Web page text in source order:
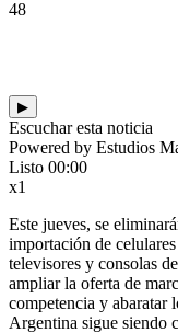
48
▶
Escuchar esta noticia
Powered by Estudios
Listo 00:00
x1
Este jueves, se
importación de
televisores y consolas
ampliar la oferta de
competencia y abaratar
Argentina sigue siendo